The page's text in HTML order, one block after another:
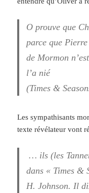
O prouve que
parce que
de Mormon
l’a nié
(Times &
Les sympathisants
texte révélateur vont
… ils (les
dans « Times &
H. Johnson. Il